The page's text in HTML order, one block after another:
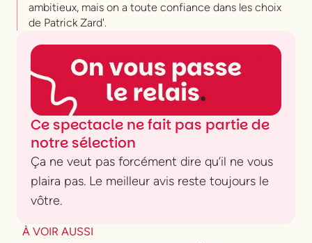
ambitieux, mais on a toute confiance dans les choix
de Patrick Zard'.
Ce spectacle ne fait pas partie de
notre sélection
Ça ne veut pas forcément dire qu’il ne vous
plaira pas. Le meilleur avis reste toujours le
vôtre.
À VOIR AUSSI